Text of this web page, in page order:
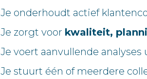
Je onderhoudt actief
Je zorgt voor kwaliteit,
Je voert aanvullende
Je stuurt één of meerdere